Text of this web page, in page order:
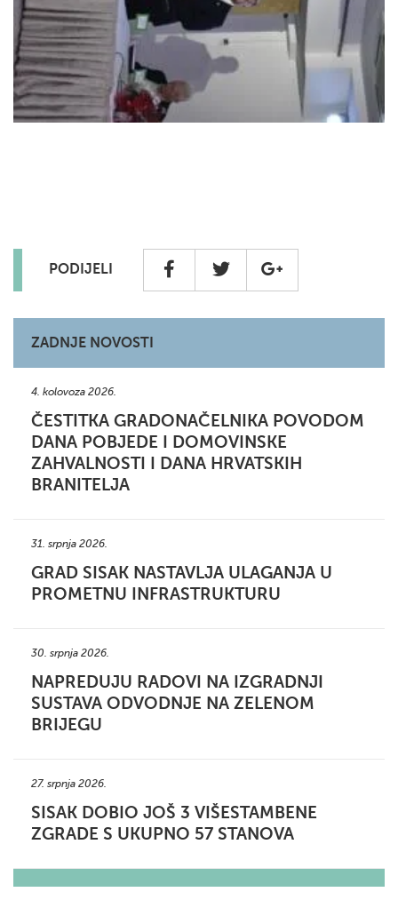
PODIJELI
ZADNJE NOVOSTI
4. kolovoza 2026.
ČESTITKA GRADONAČELNIKA POVODOM
DANA POBJEDE I DOMOVINSKE
ZAHVALNOSTI I DANA HRVATSKIH
BRANITELJA
31. srpnja 2026.
GRAD SISAK NASTAVLJA ULAGANJA U
PROMETNU INFRASTRUKTURU
30. srpnja 2026.
NAPREDUJU RADOVI NA IZGRADNJI
SUSTAVA ODVODNJE NA ZELENOM
BRIJEGU
27. srpnja 2026.
SISAK DOBIO JOŠ 3 VIŠESTAMBENE
ZGRADE S UKUPNO 57 STANOVA